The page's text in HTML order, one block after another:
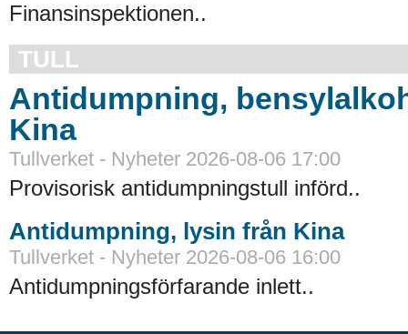
Finansinspektionen..
TULL
Antidumpning,
Kina
Tullverket - Nyheter 2026-08-06 17:00
Provisorisk antidumpningstull införd..
Antidumpning, lysin från Kina
Tullverket - Nyheter 2026-08-06 16:00
Antidumpningsförfarande inlett..